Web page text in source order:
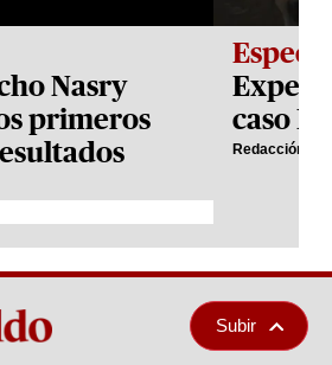
Nasry
primeros
caso
Redacción El
Subir